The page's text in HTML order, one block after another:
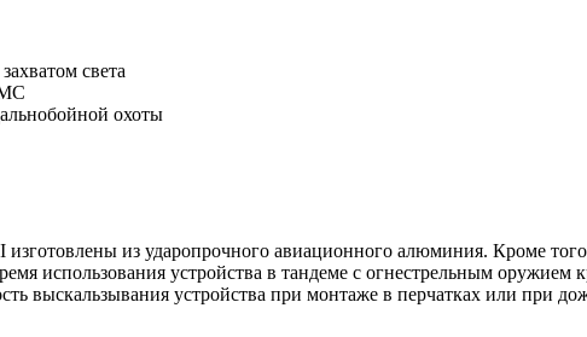
света
охоты
из ударопрочного авиационного алюминия. Кроме
использования устройства в тандеме с огнестрельным
выскальзывания устройства при монтаже в перчатках или при